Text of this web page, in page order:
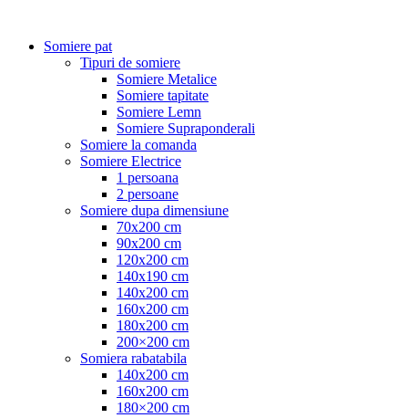
Somiere pat
Tipuri de somiere
Somiere Metalice
Somiere tapitate
Somiere Lemn
Somiere Supraponderali
Somiere la comanda
Somiere Electrice
1 persoana
2 persoane
Somiere dupa dimensiune
70x200 cm
90x200 cm
120x200 cm
140x190 cm
140x200 cm
160x200 cm
180x200 cm
200×200 cm
Somiera rabatabila
140x200 cm
160x200 cm
180×200 cm